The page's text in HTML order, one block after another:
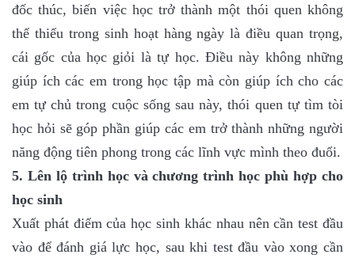
đốc thúc, biến việc học trở thành một thói quen không
thể thiếu trong sinh hoạt hàng ngày là điều quan trọng,
cái gốc của học giỏi là tự học. Điều này không những
giúp ích các em trong học tập mà còn giúp ích cho các
em tự chủ trong cuộc sống sau này, thói quen tự tìm tòi
học hỏi sẽ góp phần giúp các em trở thành những người
năng động tiên phong trong các lĩnh vực mình theo đuổi.
5. Lên lộ trình học và chương trình học phù hợp cho
học sinh
Xuất phát điểm của học sinh khác nhau nên cần test đầu
vào để đánh giá lực học, sau khi test đầu vào xong cần